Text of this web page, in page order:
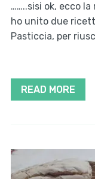
……..sisi ok, ecco
ho unito due
Pasticcia, per
READ MORE